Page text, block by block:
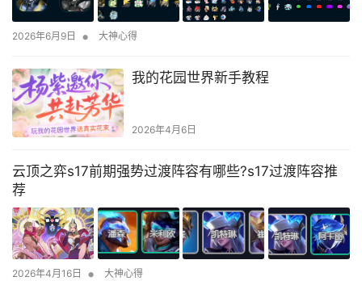
2026年6月9日 • 大神心得
我的花园世界新手教程
2026年4月6日
云顶之弈s17前期强势过渡阵容有哪些?s17过渡阵容推
荐
2026年4月16日 • 大神心得